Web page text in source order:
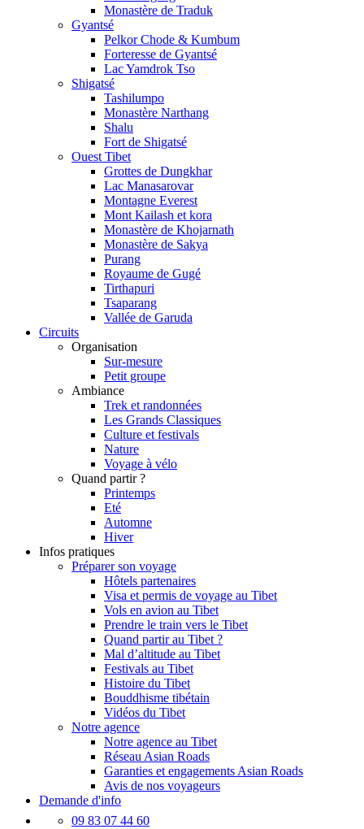
Monastère de Traduk
Gyantsé
Pelkor Chode & Kumbum
Forteresse de Gyantsé
Lac Yamdrok Tso
Shigatsé
Tashilumpo
Monastère Narthang
Shalu
Fort de Shigatsé
Ouest Tibet
Grottes de Dungkhar
Lac Manasarovar
Montagne Everest
Mont Kailash et kora
Monastère de Khojarnath
Monastère de Sakya
Purang
Royaume de Gugé
Tirthapuri
Tsaparang
Vallée de Garuda
Circuits
Organisation
Sur-mesure
Petit groupe
Ambiance
Trek et randonnées
Les Grands Classiques
Culture et festivals
Nature
Voyage à vélo
Quand partir ?
Printemps
Eté
Automne
Hiver
Infos pratiques
Préparer son voyage
Hôtels partenaires
Visa et permis de voyage au Tibet
Vols en avion au Tibet
Prendre le train vers le Tibet
Quand partir au Tibet ?
Mal d’altitude au Tibet
Festivals au Tibet
Histoire du Tibet
Bouddhisme tibétain
Vidéos du Tibet
Notre agence
Notre agence au Tibet
Réseau Asian Roads
Garanties et engagements Asian Roads
Avis de nos voyageurs
Demande d'info
09 83 07 44 60